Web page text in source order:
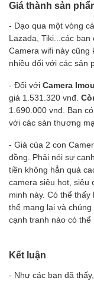
Giá thành sản
- Dạo qua một vòng
Lazada, Tiki...các
Camera wifi này cũng
nhiều đối với các sản
- Đối với Camera
giá 1.531.320 vnđ.
1.690.000 vnđ. Bạn
với các sàn thương
- Giá của 2 con
đồng. Phải nói sự
tiền không hẳn quá
camera siêu hot, siêu
minh này. Có thể
thể mang lại và
cạnh tranh nào có thể
Kết luận
- Như các bạn đã